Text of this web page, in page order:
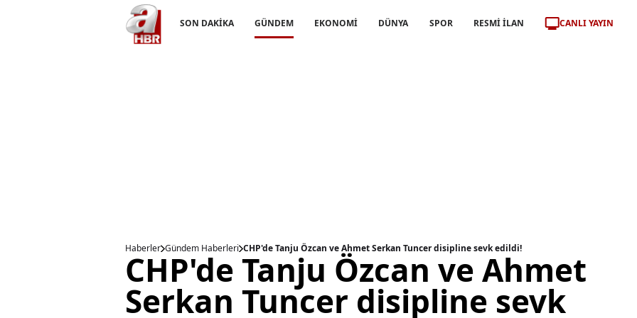
SON DAKİKA GÜNDEM EKONOMİ DÜNYA SPOR RESMİ İLAN CANLI YAYIN
Haberler Gündem Haberleri CHP'de Tanju Özcan ve Ahmet Serkan Tuncer disipline sevk edildi!
CHP'de Tanju Özcan ve Ahmet
Serkan Tuncer disipline sevk